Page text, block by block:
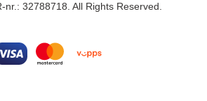
nr.: 32788718. All Rights Reserved.